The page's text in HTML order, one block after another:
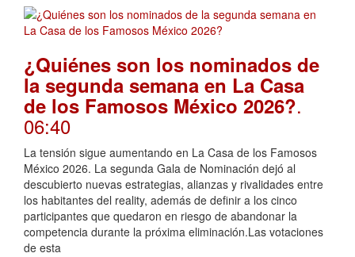
¿Quiénes son los nominados de
la segunda semana en La Casa
de los Famosos México 2026?.
06:40
La tensión sigue aumentando en La Casa de los Famosos
México 2026. La segunda Gala de Nominación dejó al
descubierto nuevas estrategias, alianzas y rivalidades entre
los habitantes del reality, además de definir a los cinco
participantes que quedaron en riesgo de abandonar la
competencia durante la próxima eliminación.Las votaciones
de esta